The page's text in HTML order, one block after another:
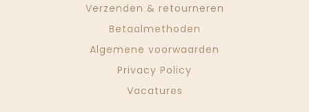
Verzenden & retourneren
Betaalmethoden
Algemene voorwaarden
Privacy Policy
Vacatures